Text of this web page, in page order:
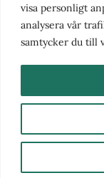
visa personligt
analysera vår
samtycker du till
perspektivet,
berättelser och
Nyhetstips
2026 |